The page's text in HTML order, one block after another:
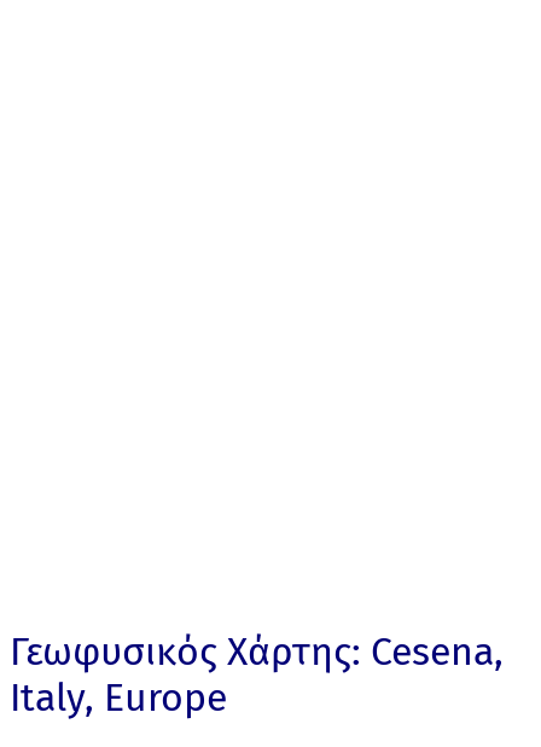
Γεωφυσικός Χάρτης: Cesena,
Italy, Europe